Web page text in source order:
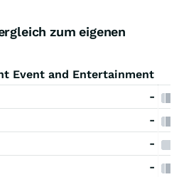
zum eigenen
Event and Entertainment
-
-
-
-